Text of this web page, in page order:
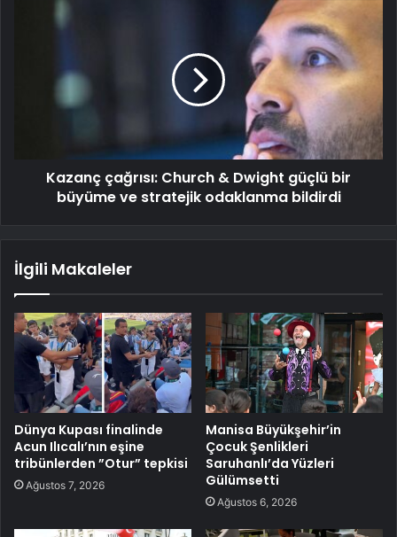
Kazanç çağrısı: Church & Dwight güçlü bir
büyüme ve stratejik odaklanma bildirdi
İlgili Makaleler
Dünya Kupası finalinde
Acun Ilıcalı’nın eşine
tribünlerden ”Otur” tepkisi
Ağustos 7, 2026
Manisa Büyükşehir’in
Çocuk Şenlikleri
Saruhanlı’da Yüzleri
Gülümsetti
Ağustos 6, 2026